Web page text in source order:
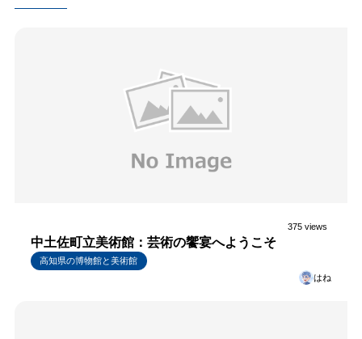
375 views
中土佐町立美術館：芸術の饗宴へようこそ
高知県の博物館と美術館
はね